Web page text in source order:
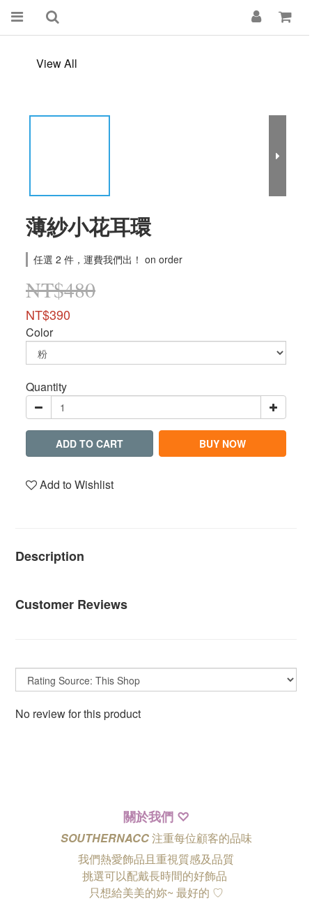
View All
薄紗小花耳環
任選 2 件，運費我們出！ on order
NT$480
NT$390
Color
Quantity
ADD TO CART BUY NOW
Add to Wishlist
Description
Customer Reviews
No review for this product
關於我們 ♡
SOUTHERNACC注重每位顧客的品味
我們熱愛飾品且重視質感及品質
挑選可以配戴長時間的好飾品
只想給美美的妳~ 最好的 ♡